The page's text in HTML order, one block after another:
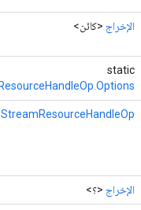
الإخراج <كائن>
static
الإخراج <؟>